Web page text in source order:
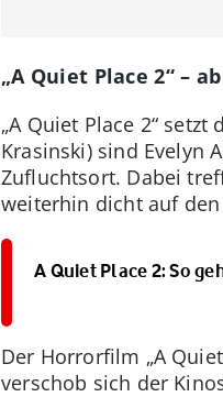
„A Quiet Place 2“ –
„A Quiet Place 2“
Krasinski) sind Evelyn
Zufluchtsort. Dabei
weiterhin dicht auf
A Quiet Place 2: So
Der Horrorfilm „A
verschob sich der